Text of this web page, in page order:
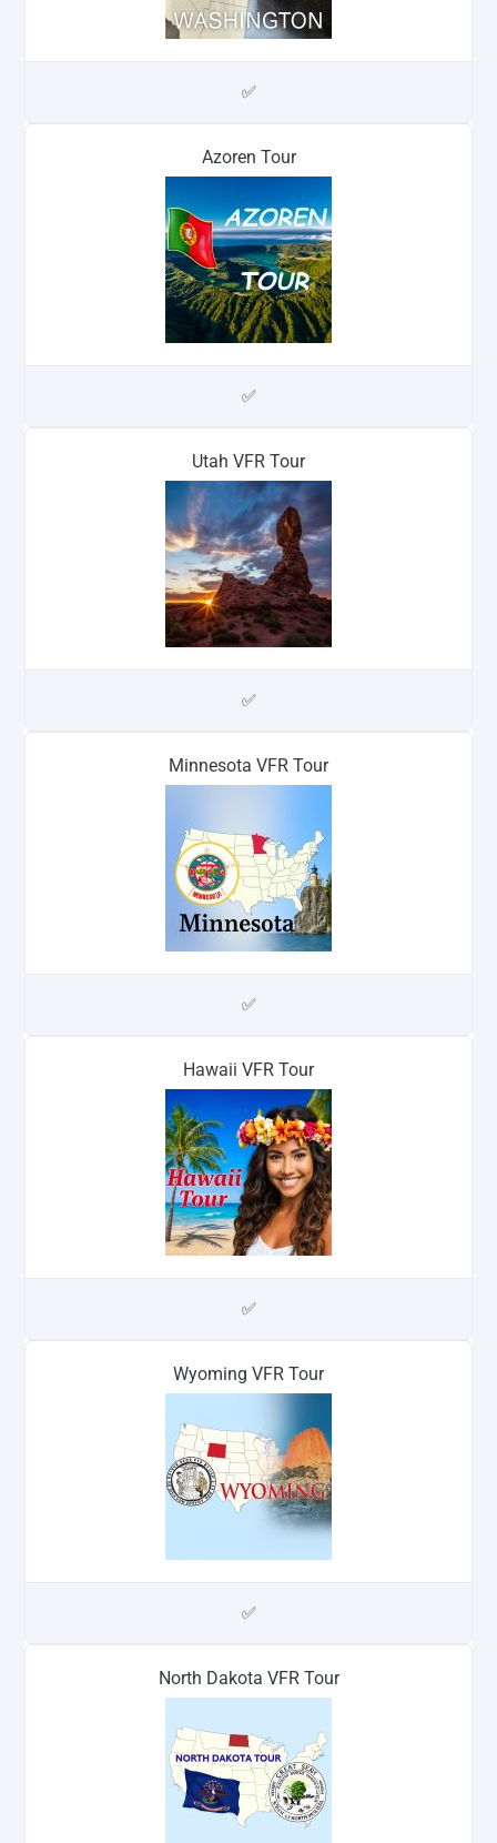
✅
Azoren Tour
✅
Utah VFR Tour
✅
Minnesota VFR Tour
✅
Hawaii VFR Tour
✅
Wyoming VFR Tour
✅
North Dakota VFR Tour